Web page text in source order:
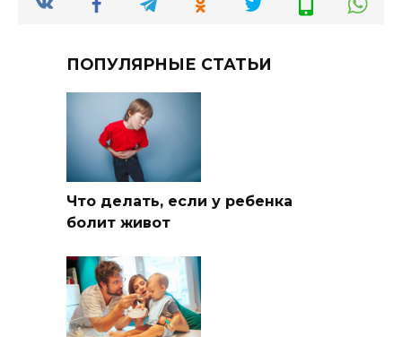
ПОПУЛЯРНЫЕ СТАТЬИ
Что делать, если у ребенка
болит живот